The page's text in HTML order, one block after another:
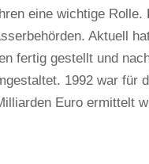
eine wichtige
Aktuell
fertig gestellt und
1992 war für
Euro ermittelt